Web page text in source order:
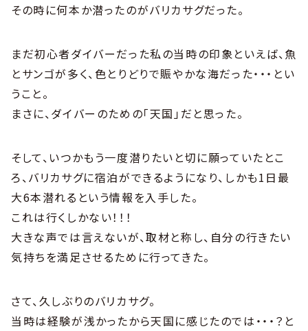
その時に何本か潜ったのがバリカサグだった。
まだ初心者ダイバーだった私の当時の印象といえば、魚
とサンゴが多く、色とりどりで賑やかな海だった・・・とい
うこと。
まさに、ダイバーのための「天国」だと思った。
そして、いつかもう一度潜りたいと切に願っていたとこ
ろ、バリカサグに宿泊ができるようになり、しかも1日最
大6本潜れるという情報を入手した。
これは行くしかない！！！
大きな声では言えないが、取材と称し、自分の行きたい
気持ちを満足させるために行ってきた。
さて、久しぶりのバリカサグ。
当時は経験が浅かったから天国に感じたのでは・・・？と